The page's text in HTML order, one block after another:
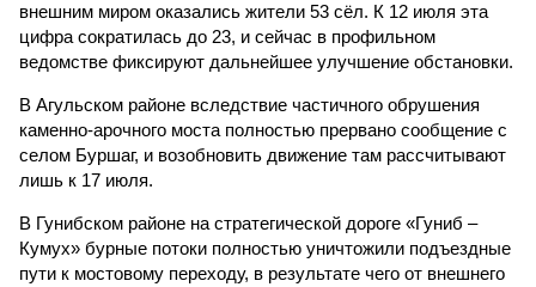
внешним миром оказались жители 53 сёл. К 12 июля эта
цифра сократилась до 23, и сейчас в профильном
ведомстве фиксируют дальнейшее улучшение обстановки.
В Агульском районе вследствие частичного обрушения
каменно-арочного моста полностью прервано сообщение с
селом Буршаг, и возобновить движение там рассчитывают
лишь к 17 июля.
В Гунибском районе на стратегической дороге «Гуниб –
Кумух» бурные потоки полностью уничтожили подъездные
пути к мостовому переходу, в результате чего от внешнего